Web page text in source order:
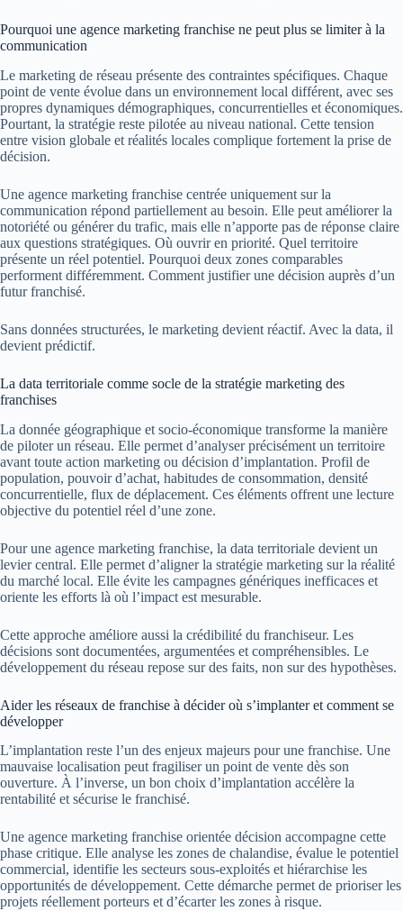
Pourquoi une agence marketing franchise ne peut plus se limiter à la
communication
Le marketing de réseau présente des contraintes spécifiques. Chaque
point de vente évolue dans un environnement local différent, avec ses
propres dynamiques démographiques, concurrentielles et économiques.
Pourtant, la stratégie reste pilotée au niveau national. Cette tension
entre vision globale et réalités locales complique fortement la prise de
décision.
Une agence marketing franchise centrée uniquement sur la
communication répond partiellement au besoin. Elle peut améliorer la
notoriété ou générer du trafic, mais elle n’apporte pas de réponse claire
aux questions stratégiques. Où ouvrir en priorité. Quel territoire
présente un réel potentiel. Pourquoi deux zones comparables
performent différemment. Comment justifier une décision auprès d’un
futur franchisé.
Sans données structurées, le marketing devient réactif. Avec la data, il
devient prédictif.
La data territoriale comme socle de la stratégie marketing des
franchises
La donnée géographique et socio-économique transforme la manière
de piloter un réseau. Elle permet d’analyser précisément un territoire
avant toute action marketing ou décision d’implantation. Profil de
population, pouvoir d’achat, habitudes de consommation, densité
concurrentielle, flux de déplacement. Ces éléments offrent une lecture
objective du potentiel réel d’une zone.
Pour une agence marketing franchise, la data territoriale devient un
levier central. Elle permet d’aligner la stratégie marketing sur la réalité
du marché local. Elle évite les campagnes génériques inefficaces et
oriente les efforts là où l’impact est mesurable.
Cette approche améliore aussi la crédibilité du franchiseur. Les
décisions sont documentées, argumentées et compréhensibles. Le
développement du réseau repose sur des faits, non sur des hypothèses.
Aider les réseaux de franchise à décider où s’implanter et comment se
développer
L’implantation reste l’un des enjeux majeurs pour une franchise. Une
mauvaise localisation peut fragiliser un point de vente dès son
ouverture. À l’inverse, un bon choix d’implantation accélère la
rentabilité et sécurise le franchisé.
Une agence marketing franchise orientée décision accompagne cette
phase critique. Elle analyse les zones de chalandise, évalue le potentiel
commercial, identifie les secteurs sous-exploités et hiérarchise les
opportunités de développement. Cette démarche permet de prioriser les
projets réellement porteurs et d’écarter les zones à risque.